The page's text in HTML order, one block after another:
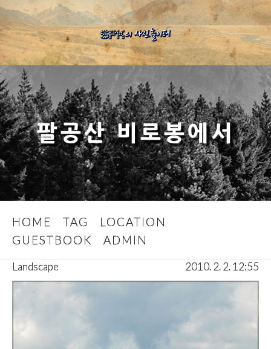
팔공산 비로봉에서
HOME TAG
LOCATION
GUESTBOOK
ADMIN
Landscape 2010. 2. 2. 12:55